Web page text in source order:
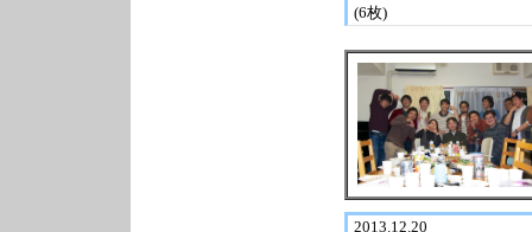
(6枚)
2013.12.20